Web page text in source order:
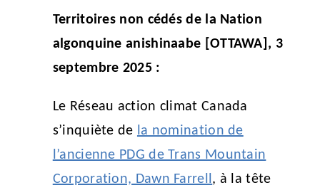
Territoires non cédés de la Nation
algonquine anishinaabe [OTTAWA], 3
septembre 2025 :
Le Réseau action climat Canada
s’inquiète de la nomination de
l’ancienne PDG de Trans Mountain
Corporation, Dawn Farrell , à la tête